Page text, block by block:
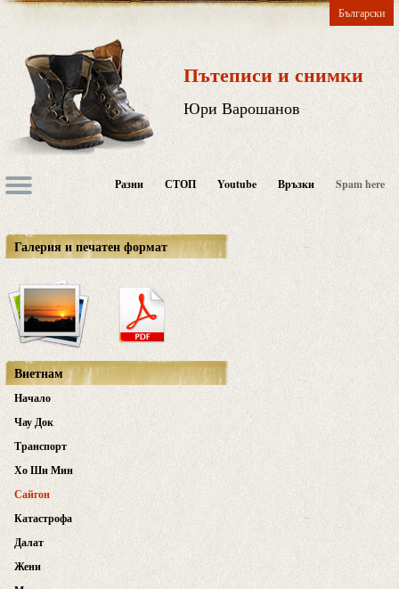
Български
Пътеписи и снимки
Юри Варошанов
Разни СТОП Youtube Връзки Spam here
Галерия и печатен формат
Виетнам
Начало
Чау Док
Транспорт
Хо Ши Мин
Сайгон
Катастрофа
Далат
Жени